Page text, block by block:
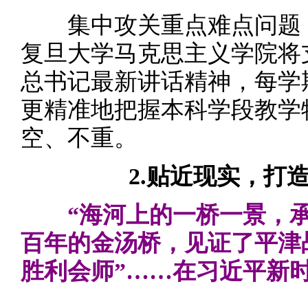
集中攻关重点难点问题
复旦大学马克思主义学院
总书记最新讲话精神，每
更精准地把握本科学段教
空、不重。
2.贴近现实，打
“海河上的一桥一景，承
百年的金汤桥，见证了平
胜利会师”……在习近平新